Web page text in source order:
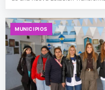
MUNICIPIOS